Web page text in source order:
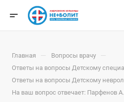
Главная — Вопросы врачу —
Ответы на вопросы Детскому
Ответы на вопросы Детскому
На ваш вопрос отвечает: Парфенов